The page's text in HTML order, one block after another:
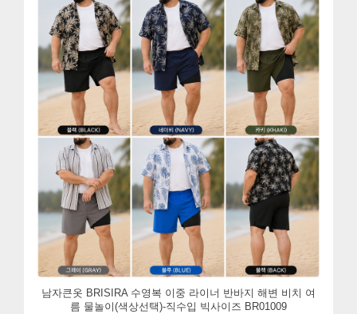
남자큰옷 BRISIRA 수영복 이중 라이너 반바지 해변 비치 여
름 물놀이(색상선택)-직수입 빅사이즈 BR01009